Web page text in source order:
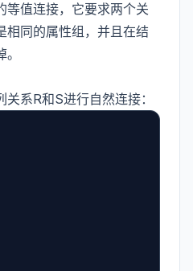
等值连接，它要求两个关
相同的属性组，并且在结
系R和S进行自然连接：